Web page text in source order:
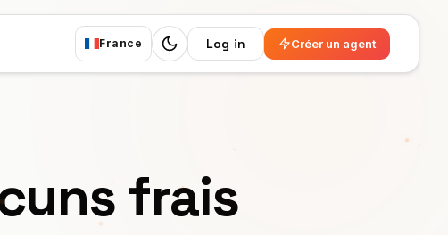
France
Switch to dark mode
Log in Créer un agent
frais